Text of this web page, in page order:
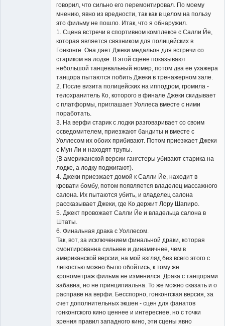
говорил, что сильно его перемонтировал. По моему
мнению, явно из вредности, так как в целом на пользу
это фильму не пошло. Итак, что я обнаружил.
1. Сцена встречи в спортивном комплексе с Салли Йе,
которая является связником для полицейских в
Гонконге. Она дает Джеки медальон для встречи со
стариком на лодке. В этой сцене показывают
небольшой танцевальный номер, потом два ее ухажера
танцора пытаются побить Джеки в тренажерном зале.
2. После визита полицейских на ипподром, громила -
телохранитель Ко, которого в финале Джеки скидывает
с платформы, приглашает Уоллеса вместе с ними
поработать.
3. На верфи старик с лодки разговаривает со своим
осведомителем, приезжают бандиты и вместе с
Уоллесом их обоих прибивают. Потом приезжает Джеки
с Мун Ли и находят трупы.
(В американской версии гангстеры убивают старика на
лодке, а лодку поджигают).
4. Джеки приезжает домой к Салли Йе, находит в
кровати бомбу, потом появляется владелец массажного
салона. Их пытаются убить, и владелец салона
рассказывает Джеки, где Ко держит Лору Шапиро.
5. Джект провожает Салли Йе и владельца салона в
Штаты.
6. Финальная драка с Уоллесом.
Так, вот, за исключением финальной драки, которая
смонтированна сильнее и динамичнее, чем в
американской версии, на мой взгляд без всего этого с
легкостью можно было обойтись, к тому же
хронометраж фильма не изменился. Драка с танцорами
забавна, но не принципиальна. То же можно сказать и о
расправе на верфи. Бесспорно, гонконгская версия, за
счет дополнительных экшен - сцен для фанатов
гонконгского кино ценнее и интереснее, но с точки
зрения правил западного кино, эти сцены явно